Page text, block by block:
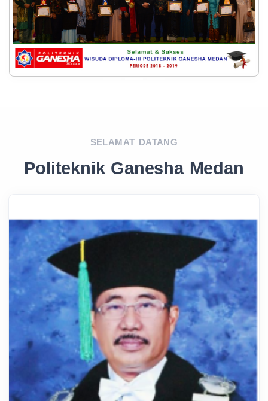
SELAMAT DATANG
Politeknik Ganesha Medan